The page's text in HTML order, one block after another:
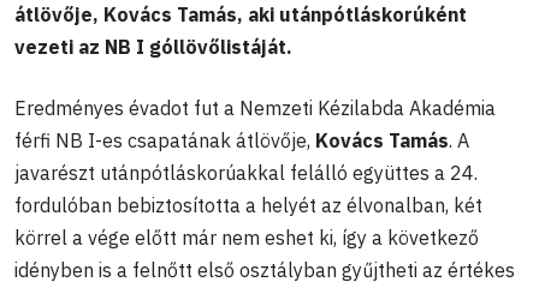
átlövője, Kovács Tamás, aki utánpótláskorúként
vezeti az NB I góllövőlistáját.
Eredményes évadot fut a Nemzeti Kézilabda Akadémia
férfi NB I-es csapatának átlövője, Kovács Tamás. A
javarészt utánpótláskorúakkal felálló együttes a 24.
fordulóban bebiztosította a helyét az élvonalban, két
körrel a vége előtt már nem eshet ki, így a következő
idényben is a felnőtt első osztályban gyűjtheti az értékes